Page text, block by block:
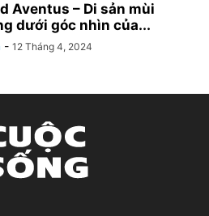
Aventus – Di sản mùi
dưới góc nhìn của...
- 12 Tháng 4, 2024